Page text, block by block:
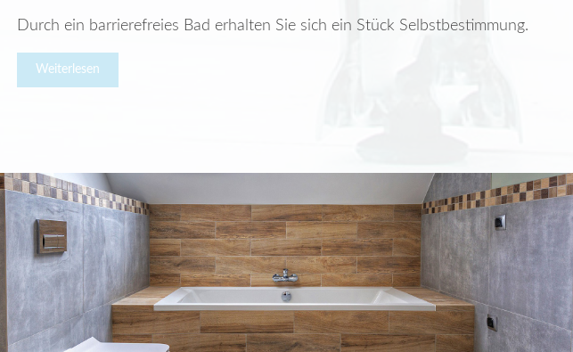
Durch ein barrierefreies Bad erhalten Sie sich ein Stück Selbstbestimmung.
Weiterlesen